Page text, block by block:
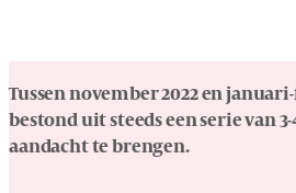
Tussen november 2022 en
bestond uit steeds een serie van
aandacht te brengen.